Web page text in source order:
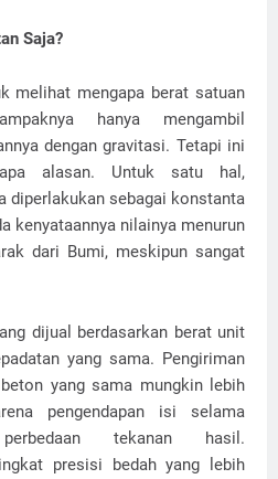
Saja?
melihat mengapa berat satuan
hanya mengambil
dengan gravitasi. Tetapi ini
alasan. Untuk satu hal,
diperlakukan sebagai konstanta
kenyataannya nilainya menurun
dari Bumi, meskipun sangat
dijual berdasarkan berat unit
yang sama. Pengiriman
yang sama mungkin lebih
pengendapan isi selama
tekanan hasil.
presisi bedah yang lebih